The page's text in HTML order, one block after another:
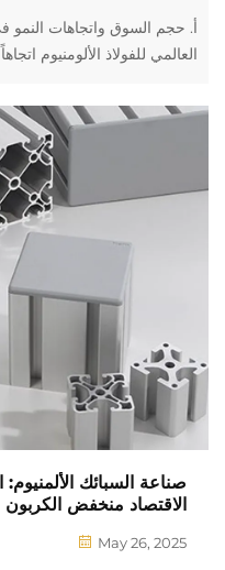
أ. حجم السوق واتجاهات النمو
العالمي للفولاذ الألومنيوم
والسيارات، والتصنيع...
صناعة السبائك
الاقتصاد منخفض الكربون
May 26, 2025